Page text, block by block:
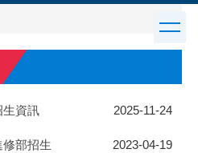
生資訊 2025-11-24
修部招生 2023-04-19